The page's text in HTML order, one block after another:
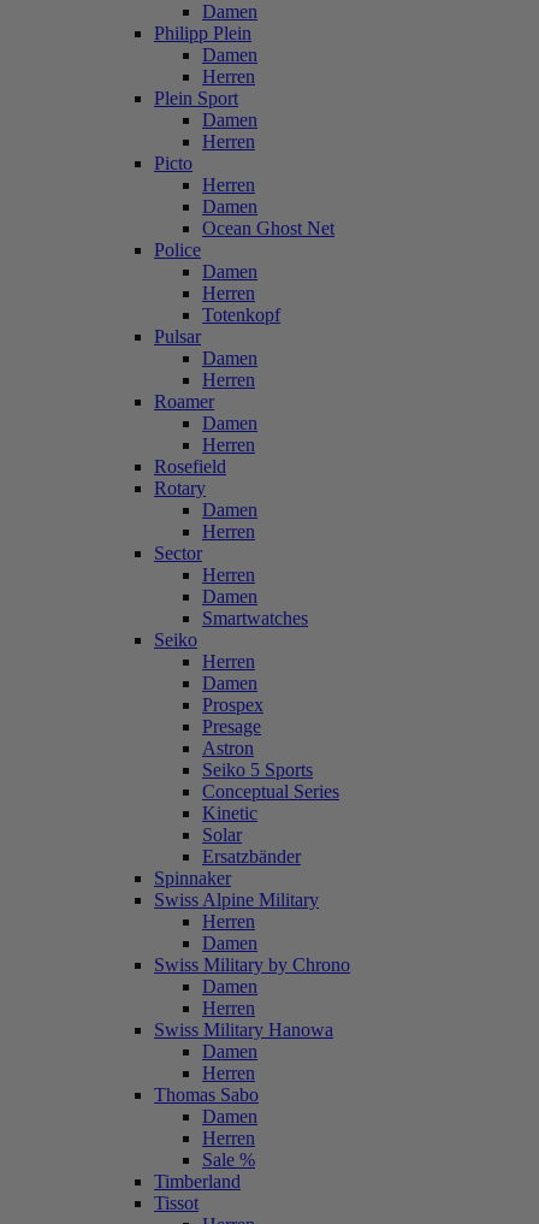
Damen
Philipp Plein
Damen
Herren
Plein Sport
Damen
Herren
Picto
Herren
Damen
Ocean Ghost Net
Police
Damen
Herren
Totenkopf
Pulsar
Damen
Herren
Roamer
Damen
Herren
Rosefield
Rotary
Damen
Herren
Sector
Herren
Damen
Smartwatches
Seiko
Herren
Damen
Prospex
Presage
Astron
Seiko 5 Sports
Conceptual Series
Kinetic
Solar
Ersatzbänder
Spinnaker
Swiss Alpine Military
Herren
Damen
Swiss Military by Chrono
Damen
Herren
Swiss Military Hanowa
Damen
Herren
Thomas Sabo
Damen
Herren
Sale %
Timberland
Tissot